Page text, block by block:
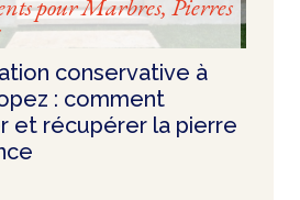
pour Marbres, Pierres
conservative à
: comment
et récupérer la pierre